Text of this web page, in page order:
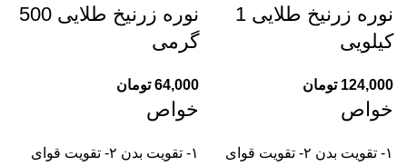
نوره زرنیخ طلایی 1
کیلویی
124,000 تومان
خواص
۱- تقویت بدن ۲- تقویت قوای
نوره زرنیخ طلایی 500
گرمی
64,000 تومان
خواص
۱- تقویت بدن ۲- تقویت قوای